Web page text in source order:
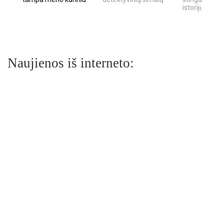
istorijų
Naujienos iš interneto: